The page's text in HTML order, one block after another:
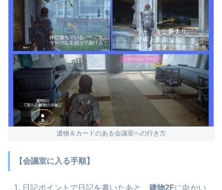
遺物＆カードのある会議室への行き方
【会議室に入る手順】
日記ポイントで日記を書いたあと、建物2Fに向かい